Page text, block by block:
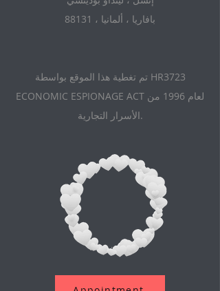
88131 ، بافاريا ، ألمانيا
تم تغطية هذا الموقع بواسطة HR3723
ECONOMIC ESPIONAGE ACT لعام 1996 من
الأسرار التجارية.